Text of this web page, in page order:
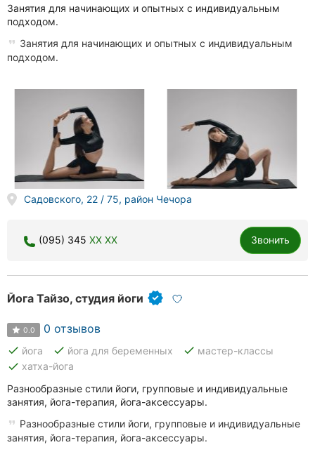
Занятия для начинающих и опытных с индивидуальным
подходом.
Занятия для начинающих и опытных с индивидуальным
подходом.
Садовского, 22 / 75, район Чечора
(095) 345 XX XX Звонить
Йога Тайзо, студия йоги
0.0 0 отзывов
done йога done йога для беременных done мастер-классы
done хатха-йога
Разнообразные стили йоги, групповые и индивидуальные
занятия, йога-терапия, йога-аксессуары.
Разнообразные стили йоги, групповые и индивидуальные
занятия, йога-терапия, йога-аксессуары.